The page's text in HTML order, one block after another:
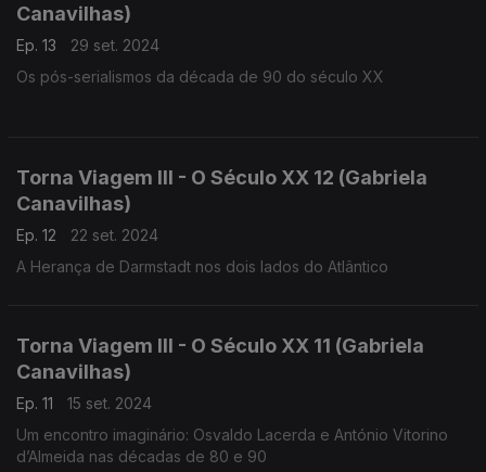
Canavilhas)
Ep. 13
29 set. 2024
Os pós-serialismos da década de 90 do século XX
Torna Viagem III - O Século XX 12 (Gabriela
Canavilhas)
Ep. 12
22 set. 2024
A Herança de Darmstadt nos dois lados do Atlântico
Torna Viagem III - O Século XX 11 (Gabriela
Canavilhas)
Ep. 11
15 set. 2024
Um encontro imaginário: Osvaldo Lacerda e António Vitorino
d’Almeida nas décadas de 80 e 90